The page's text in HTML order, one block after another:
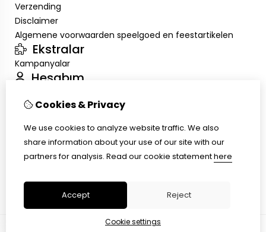
Verzending
Disclaimer
Algemene voorwaarden speelgoed en feestartikelen
Ekstralar
Kampanyalar
Hesabım
Sipariş Geçmişim
Müşteri Servisi
Ürün İadesi
Cookies & Privacy
We use cookies to analyze website traffic. We also
share information about your use of our site with our
partners for analysis. Read our cookie statementhere
Accept Reject
Cookie settings